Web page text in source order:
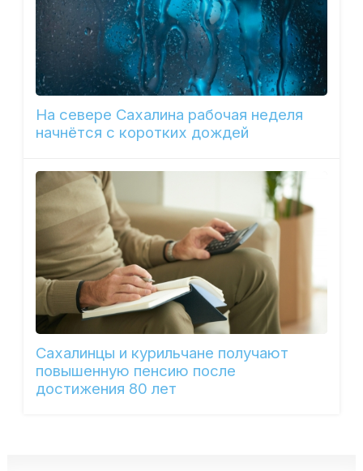
На севере Сахалина рабочая неделя
начнётся с коротких дождей
Сахалинцы и курильчане получают
повышенную пенсию после
достижения 80 лет